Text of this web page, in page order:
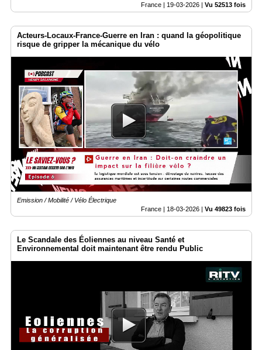
France | 19-03-2026 | Vu 52513 fois
Acteurs-Locaux-France-Guerre en Iran : quand la géopolitique
risque de gripper la mécanique du vélo
Emission / Mobilité / Vélo Électrique
France | 18-03-2026 | Vu 49823 fois
Le Scandale des Éoliennes au niveau Santé et
Environnemental doit maintenant être rendu Public